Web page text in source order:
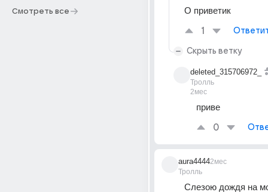
Смотреть все О приветик
1
Скрыть ветку
deleted_315706972_
Тролль
2мес
приве
0
aura4444
Тролль
2мес
Слезою дождя на